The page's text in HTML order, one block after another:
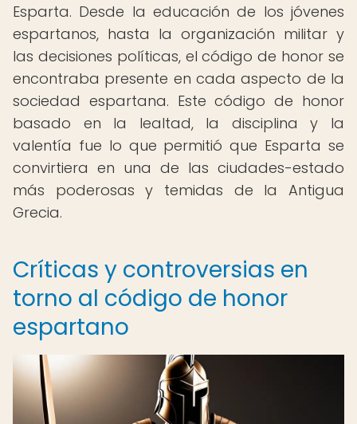
Esparta. Desde la educación de los jóvenes
espartanos, hasta la organización militar y
las decisiones políticas, el código de honor se
encontraba presente en cada aspecto de la
sociedad espartana. Este código de honor
basado en la lealtad, la disciplina y la
valentía fue lo que permitió que Esparta se
convirtiera en una de las ciudades-estado
más poderosas y temidas de la Antigua
Grecia.
Críticas y controversias en
torno al código de honor
espartano